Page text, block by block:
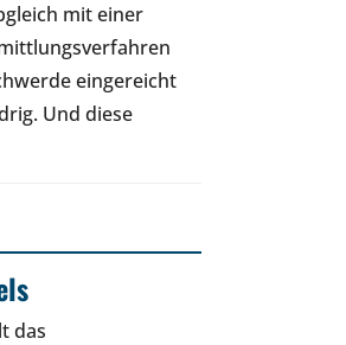
mit einer
eingereicht
Und diese
das